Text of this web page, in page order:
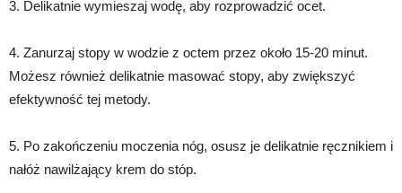
3. Delikatnie wymieszaj wodę, aby rozprowadzić ocet.
4. Zanurzaj stopy w wodzie z octem przez około 15-20 minut.
Możesz również delikatnie masować stopy, aby zwiększyć
efektywność tej metody.
5. Po zakończeniu moczenia nóg, osusz je delikatnie ręcznikiem i
nałóż nawilżający krem do stóp.